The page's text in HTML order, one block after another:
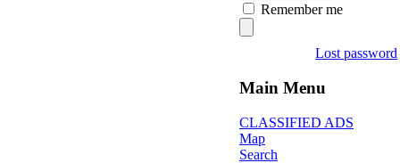
Remember me
Lost password
Main Menu
CLASSIFIED ADS
Map
Search